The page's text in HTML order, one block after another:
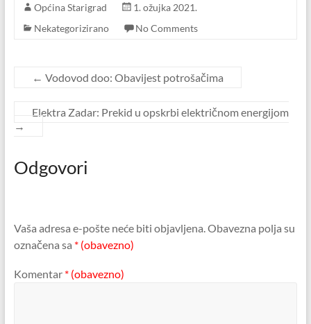
Općina Starigrad
1. ožujka 2021.
Nekategorizirano
No Comments
← Vodovod doo: Obavijest potrošačima
Elektra Zadar: Prekid u opskrbi električnom energijom
→
Odgovori
Vaša adresa e-pošte neće biti objavljena.Obavezna polja su
označena sa * (obavezno)
Komentar * (obavezno)